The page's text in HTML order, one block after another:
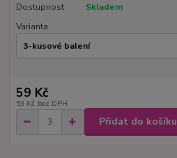
Dostupnost
Skladem
Varianta
59 Kč
53 Kč bez DPH
Přidat do košíku